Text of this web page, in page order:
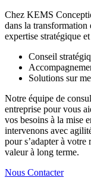
Chez KEMS
dans la transformation
expertise stratégique
Conseil
Solutions sur
Notre équipe de
entreprise pour vous
vos besoins à la mise
intervenons avec
pour s’adapter à
valeur à long terme.
Nous Contacter